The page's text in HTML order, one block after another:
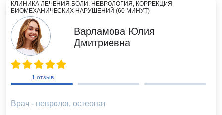
КЛИНИКА ЛЕЧЕНИЯ БОЛИ, НЕВРОЛОГИЯ, КОРРЕКЦИЯ
БИОМЕХАНИЧЕСКИХ НАРУШЕНИЙ (60 МИНУТ)
1 отзыв
Варламова Юлия
Дмитриевна
Врач - невролог, остеопат